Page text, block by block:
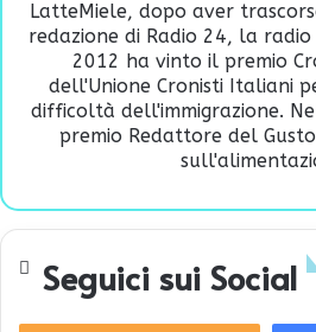
LatteMiele, dopo aver
redazione di Radio 24, la
2012 ha vinto il premio
dell'Unione Cronisti Italiani
difficoltà dell'immigrazione.
premio Redattore del
Seguici sui Social